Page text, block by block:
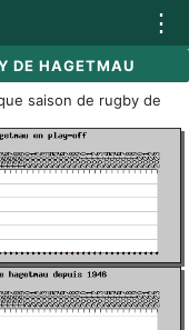
⋮
DE HAGETMAU
saison de rugby de